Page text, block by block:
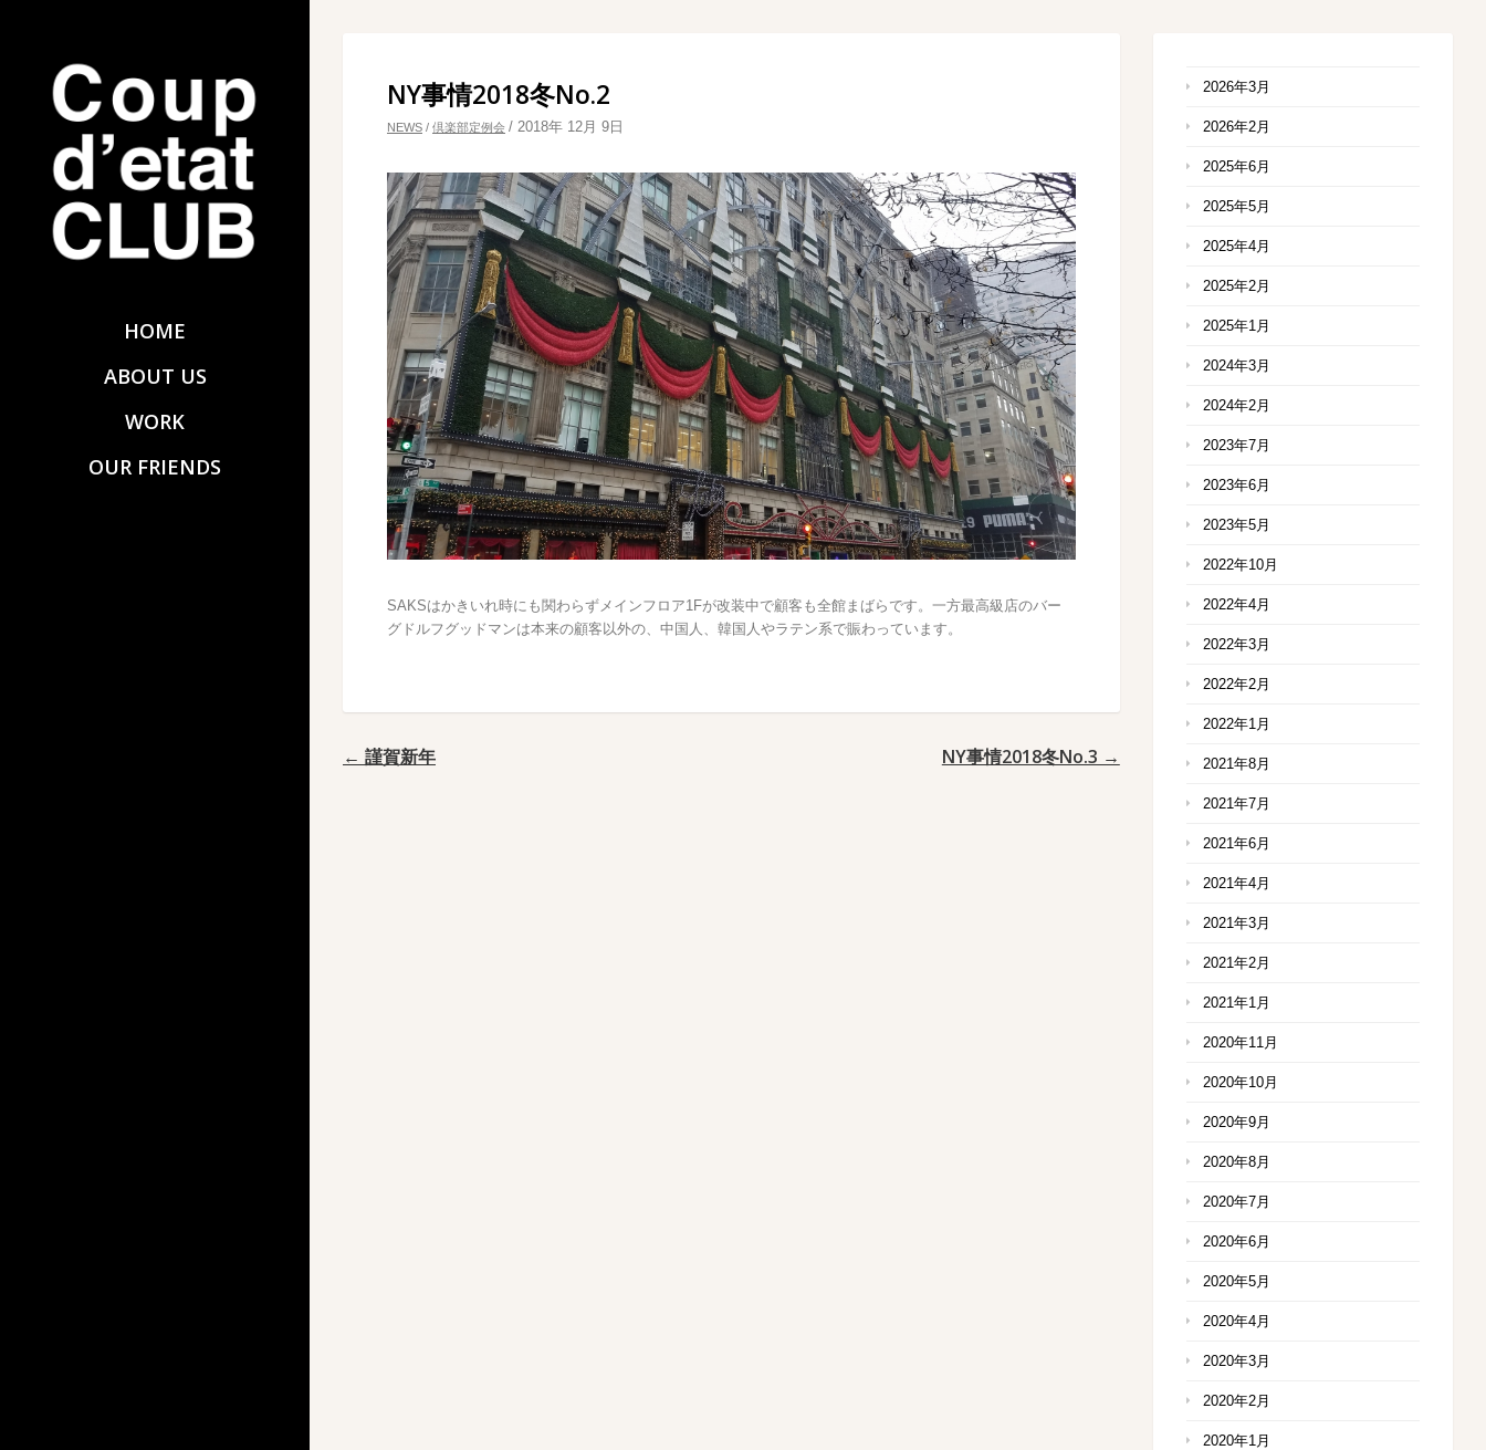
HOME
ABOUT US
WORK
OUR FRIENDS
NY事情2018冬No.2
NEWS / 倶楽部定例会 / 2018年 12月 9日
SAKSはかきいれ時にも関わらずメインフロア1Fが改装中で顧客も全館まばらです。一方最高級店のバー
グドルフグッドマンは本来の顧客以外の、中国人、韓国人やラテン系で賑わっています。
NY事情2018冬No.3 →
← 謹賀新年
2026年3月
2026年2月
2025年6月
2025年5月
2025年4月
2025年2月
2025年1月
2024年3月
2024年2月
2023年7月
2023年6月
2023年5月
2022年10月
2022年4月
2022年3月
2022年2月
2022年1月
2021年8月
2021年7月
2021年6月
2021年4月
2021年3月
2021年2月
2021年1月
2020年11月
2020年10月
2020年9月
2020年8月
2020年7月
2020年6月
2020年5月
2020年4月
2020年3月
2020年2月
2020年1月